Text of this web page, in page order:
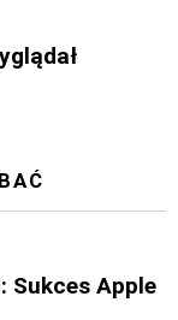
Sukces Apple